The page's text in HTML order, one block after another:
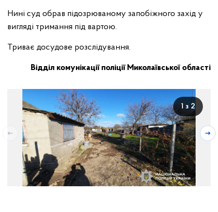
Нині суд обрав підозрюваному запобіжного захід у
вигляді тримання під вартою.
Триває досудове розслідування.
Відділ комунікації поліції Миколаївської області
1 з 2